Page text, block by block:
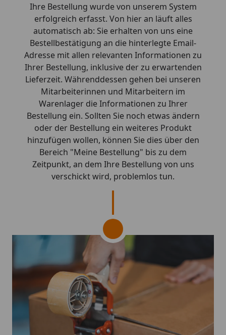
Ihre Bestellung wurde von unserem System
erfolgreich erfasst. Von hier an läuft alles
automatisch ab: Sie erhalten von uns eine
Bestellbestätigung an die hinterlegte Email-
Adresse mit allen relevanten Informationen zu
Ihrer Bestellung, inklusive der zu erwartenden
Lieferzeit. Währenddessen gehen bei unseren
Mitarbeiterinnen und Mitarbeitern im
Warenlager die Informationen zu Ihrer
Bestellung ein. Sollten Sie noch etwas ändern
oder der Bestellung ein weiteres Produkt
hinzufügen wollen, können Sie dies über den
Bereich "Meine Bestellung" bis zu dem
Zeitpunkt, an dem Ihre Bestellung von uns
verschickt wird, problemlos tun.